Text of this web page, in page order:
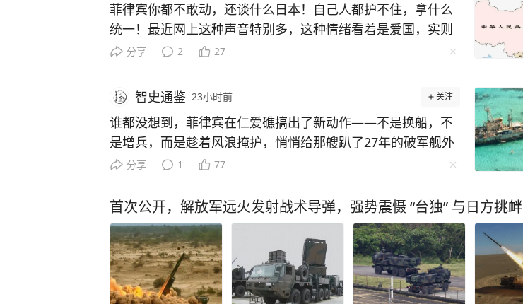
菲律宾你都不敢动，还谈什么日本！自己人都护不住，拿什么
统一！最近网上这种声音特别多，这种情绪看着是爱国，实则
是没看透国家博弈的底层逻辑，这背后根本不是敢不敢的问
种声音，大意是菲律宾在南海闹成这样，我们都不动手，以后
还怎么解决台湾问题？还谈什么大国地位？ 这个说法仔细想
想，是把两件性质完全不同的事情混在一起了，南海维权和实
现国家统一，从来不是一回事，更不存在“连菲律宾都不敢打，
就别谈统一”这样的逻辑链条。 先说菲律宾这边的情况，2026
20日，菲方人员在仁爱礁海域持械攻击中方执法船员，7月23
日到24日，菲方组织多艘船只侵闯黄岩岛海域，7月31日，菲
律宾又向联合国提交了所谓的黄岩岛海图。 中方的回应是分
层次的，8月1日当天，发布了黄岩岛保护区管理办法，南部战
区组织了海空演训，海警同步开展执法管控，国防部发言人也
分享 2 27
智史通鉴 23小时前 关注
谁都没想到，菲律宾在仁爱礁搞出了新动作——不是换船，不
是增兵，而是趁着风浪掩护，悄悄给那艘趴了27年的破军舰外
面拉上崭新粗缆绳、打下固定桩、围上隔离浮标。 这一幕被
台风过后的海面乱流作掩护，绕着坐滩的“马德雷山”号来回穿
梭。 施工人员戴着安全帽，在礁盘上砸下钢钎固定桩，手腕
粗的新缆绳一头拴住舰体，一头死死锚在礁石上，船身四周还
拉起一圈橙黄色隔离浮标，硬生生在礁盘上圈出了一片区域。
很多人可能没意识到这波操作的阴险之处。在此之前，菲律宾
给破船“续命”的方式，还停留在偷偷夹带水泥、钢筋上船，修
分享 1 77
首次公开，解放军远火发射战术导弹，强势震慑 “台独” 与日方挑衅